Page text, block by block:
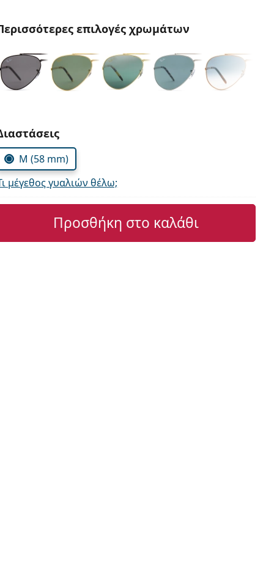
επιλογές χρωμάτων
τις παράμετρους
M (58 mm)
μέγεθος γυαλιών θέλω;
Προσθήκη στο καλάθι